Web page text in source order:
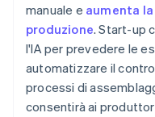
manuale e aumenta
produzione. Start-up
l'IA per prevedere le
automatizzare il
processi di
consentirà ai